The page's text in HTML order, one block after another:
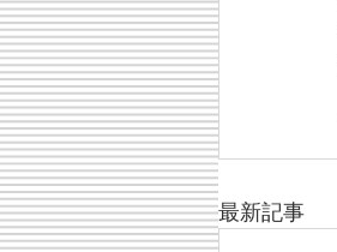
最新記事